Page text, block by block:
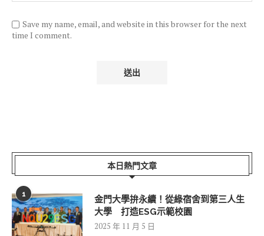
Save my name, email, and website in this browser for the next
time I comment.
本日熱門文章
1
金門大學拚永續！從綠宿舍到第三人生
大學 打造ESG示範校園
2025 年 11 月 5 日